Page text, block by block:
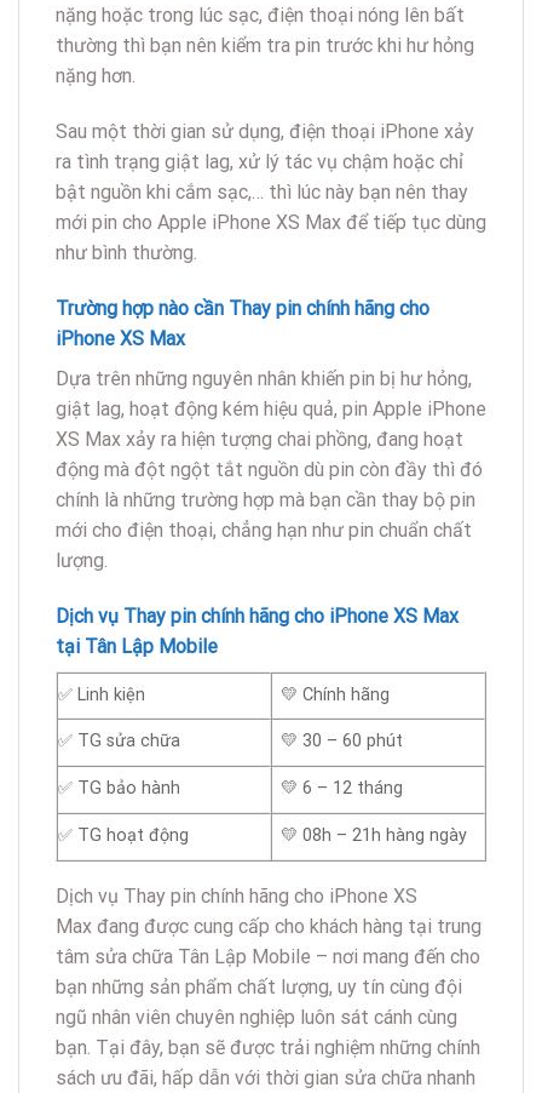
nặng hoặc trong lúc sạc, điện thoại nóng lên bất
thường thì bạn nên kiểm tra pin trước khi hư hỏng
nặng hơn.
Sau một thời gian sử dụng, điện thoại iPhone xảy
ra tình trạng giật lag, xử lý tác vụ chậm hoặc chỉ
bật nguồn khi cắm sạc,… thì lúc này bạn nên thay
mới pin cho Apple iPhone XS Max để tiếp tục dùng
như bình thường.
Trường hợp nào cần Thay pin chính hãng cho
iPhone XS Max
Dựa trên những nguyên nhân khiến pin bị hư hỏng,
giật lag, hoạt động kém hiệu quả, pin Apple iPhone
XS Max xảy ra hiện tượng chai phồng, đang hoạt
động mà đột ngột tắt nguồn dù pin còn đầy thì đó
chính là những trường hợp mà bạn cần thay bộ pin
mới cho điện thoại, chẳng hạn như pin chuẩn chất
lượng.
Dịch vụ Thay pin chính hãng cho iPhone XS Max
tại Tân Lập Mobile
✅ Linh kiện 💛 Chính hãng
✅ TG sửa chữa 💛 30 – 60 phút
✅ TG bảo hành 💛 6 – 12 tháng
✅ TG hoạt động 💛 08h – 21h hàng ngày
Dịch vụ Thay pin chính hãng cho iPhone XS
Max đang được cung cấp cho khách hàng tại trung
tâm sửa chữa Tân Lập Mobile – nơi mang đến cho
bạn những sản phẩm chất lượng, uy tín cùng đội
ngũ nhân viên chuyên nghiệp luôn sát cánh cùng
bạn. Tại đây, bạn sẽ được trải nghiệm những chính
sách ưu đãi, hấp dẫn với thời gian sửa chữa nhanh